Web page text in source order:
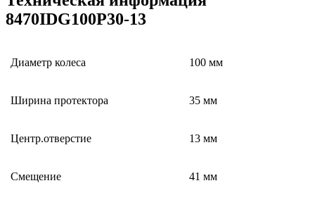
8470IDG100P30-13
Диаметр колеса 100 мм
Ширина протектора 35 мм
Центр.отверстие 13 мм
Смещение 41 мм